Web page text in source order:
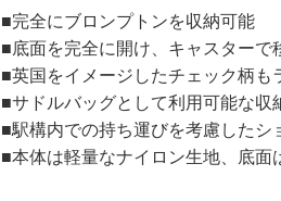
■完全にブロンプトンを収納可能
■底面を完全に開け、キャスターで
■英国をイメージしたチェック柄も
■サドルバッグとして利用可能な収
■駅構内での持ち運びを考慮したシ
■本体は軽量なナイロン生地、底面